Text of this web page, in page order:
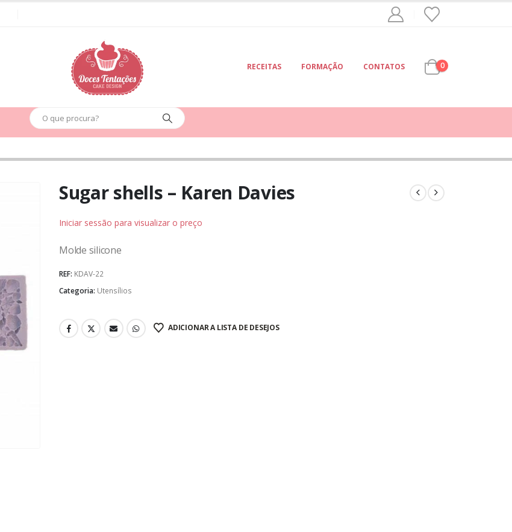
RECEITAS FORMAÇÃO CONTATOS 0
Sugar shells – Karen Davies
Iniciar sessão para visualizar o preço
Molde silicone
REF: KDAV-22
Categoria: Utensílios
ADICIONAR A LISTA DE DESEJOS